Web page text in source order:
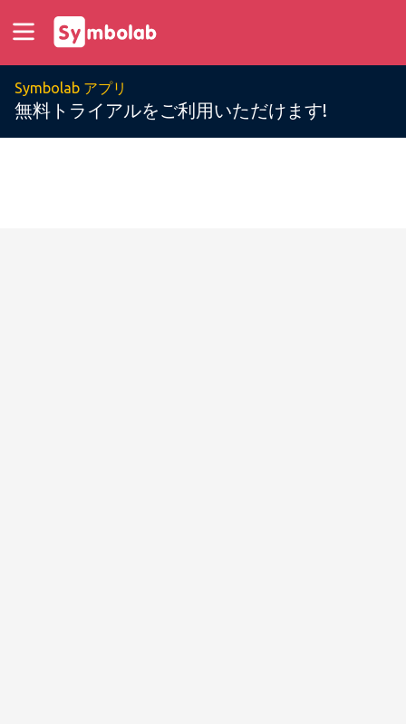
Symbolab アプリ
無料トライアルをご利用いただけます!